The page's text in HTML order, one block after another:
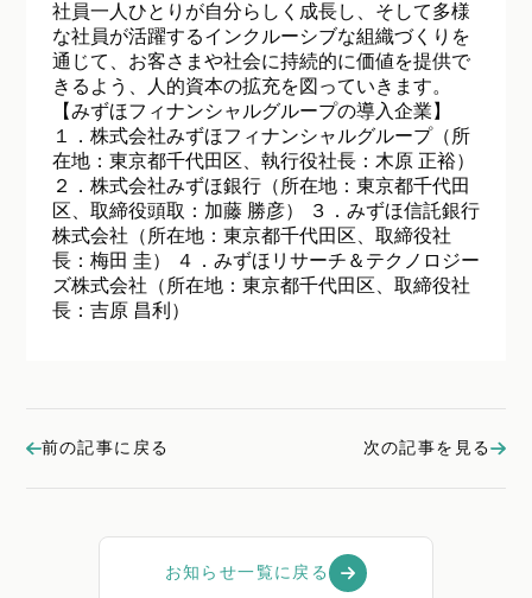
社員一人ひとりが自分らしく成長し、そして多様
な社員が活躍するインクルーシブな組織づくりを
通じて、お客さまや社会に持続的に価値を提供で
きるよう、人的資本の拡充を図っていきます。
【みずほフィナンシャルグループの導入企業】
１．株式会社みずほフィナンシャルグループ（所
在地：東京都千代田区、執行役社長：木原 正裕）
２．株式会社みずほ銀行（所在地：東京都千代田
区、取締役頭取：加藤 勝彦） ３．みずほ信託銀行
株式会社（所在地：東京都千代田区、取締役社
長：梅田 圭） ４．みずほリサーチ＆テクノロジー
ズ株式会社（所在地：東京都千代田区、取締役社
長：吉原 昌利）
前の記事に戻る 次の記事を見る
お知らせ一覧に戻る